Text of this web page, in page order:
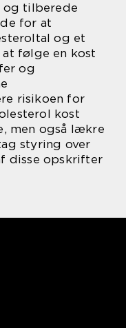
tilberede
for at
og et
følge en kost
og
risikoen for
kost
men også lækre
styring over
disse opskrifter